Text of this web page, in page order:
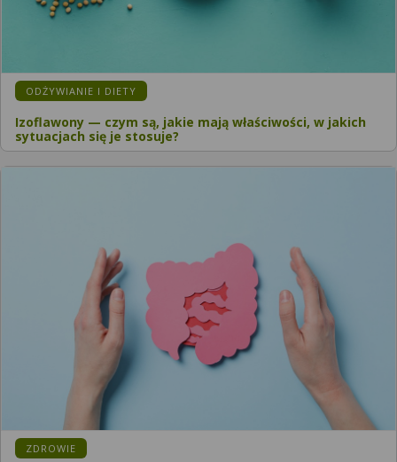
ODŻYWIANIE I DIETY
Izoflawony — czym są, jakie mają właściwości, w jakich
sytuacjach się je stosuje?
ZDROWIE